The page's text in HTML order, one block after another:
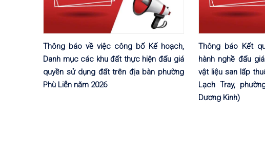
Thông báo về việc công bố Kế hoạch,
Danh mục các khu đất thực hiện đấu giá
quyền sử dụng đất trên địa bàn phường
Phù Liễn năm 2026
Thông báo Kết
hành nghề đấu
vật liệu san lấp
Lạch Tray,
Dương Kinh)